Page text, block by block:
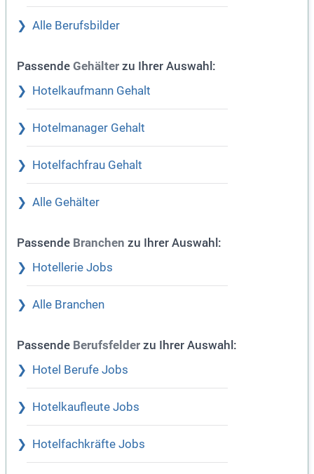
Alle Berufsbilder
Passende Gehälter zu Ihrer Auswahl:
Hotelkaufmann Gehalt
Hotelmanager Gehalt
Hotelfachfrau Gehalt
Alle Gehälter
Passende Branchen zu Ihrer Auswahl:
Hotellerie Jobs
Alle Branchen
Passende Berufsfelder zu Ihrer Auswahl:
Hotel Berufe Jobs
Hotelkaufleute Jobs
Hotelfachkräfte Jobs